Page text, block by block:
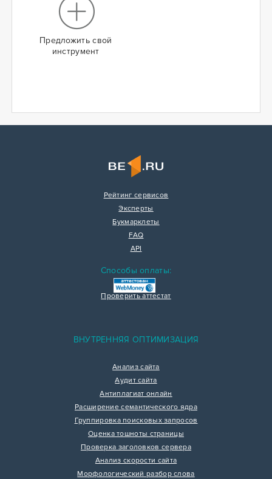
Предложить свой
инструмент
Рейтинг сервисов
Эксперты
Букмарклеты
FAQ
API
Способы оплаты:
Проверить аттестат
ВНУТРЕННЯЯ ОПТИМИЗАЦИЯ
Анализ сайта
Аудит сайта
Антиплагиат онлайн
Расширение семантического ядра
Группировка поисковых запросов
Оценка тошноты страницы
Проверка заголовков сервера
Анализ скорости сайта
Морфологический разбор слова